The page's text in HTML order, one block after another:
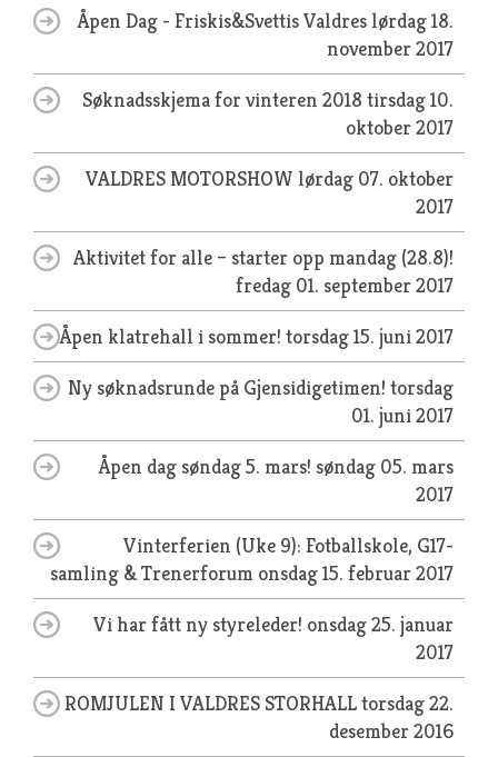
Åpen Dag - Friskis&Svettis Valdres lørdag 18.
november 2017
Søknadsskjema for vinteren 2018 tirsdag 10.
oktober 2017
VALDRES MOTORSHOW lørdag 07. oktober
2017
Aktivitet for alle – starter opp mandag (28.8)!
fredag 01. september 2017
Åpen klatrehall i sommer! torsdag 15. juni 2017
Ny søknadsrunde på Gjensidigetimen! torsdag
01. juni 2017
Åpen dag søndag 5. mars! søndag 05. mars
2017
Vinterferien (Uke 9): Fotballskole, G17-
samling & Trenerforum onsdag 15. februar 2017
Vi har fått ny styreleder! onsdag 25. januar
2017
ROMJULEN I VALDRES STORHALLtorsdag 22.
desember 2016